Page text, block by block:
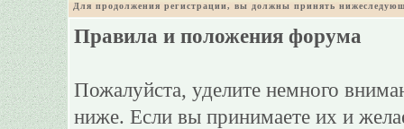
Для продолжения регистрации, вы должны принять
Правила и положения форума
Пожалуйста, уделите немного
ниже. Если вы принимаете их и